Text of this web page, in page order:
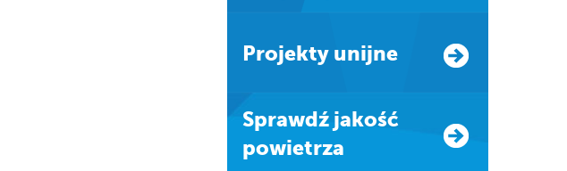
Projekty unijne
Sprawdź jakość
powietrza